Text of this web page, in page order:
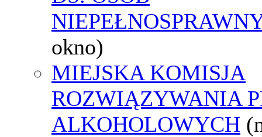
okno)
MIEJSKA KOMISJA
ROZWIĄZYWANIA
ALKOHOLOWYCH